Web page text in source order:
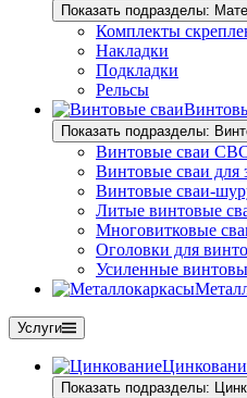
Показать подразделы:
Комплекты
Накладки
Подкладки
Рельсы
Показать подразделы:
Винтовые сваи
Винтовые сваи для
Винтовые сваи-
Литые винтовые
Многовитковые
Оголовки для
Усиленные
Услуги
Показать подразделы: